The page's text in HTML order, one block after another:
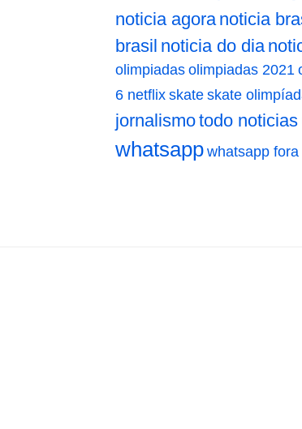
noticia agora noticia
brasil noticia do dia
olimpiadas olimpiadas 2021
6 netflix skate skate
jornalismotodo noticias
whatsapp whatsapp